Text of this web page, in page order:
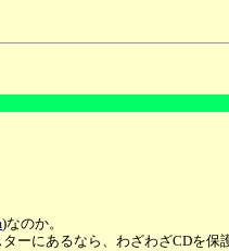
)なのか。
にあるなら、わざわざCDを保